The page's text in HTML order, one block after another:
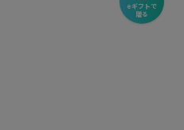
eギフトで
贈る